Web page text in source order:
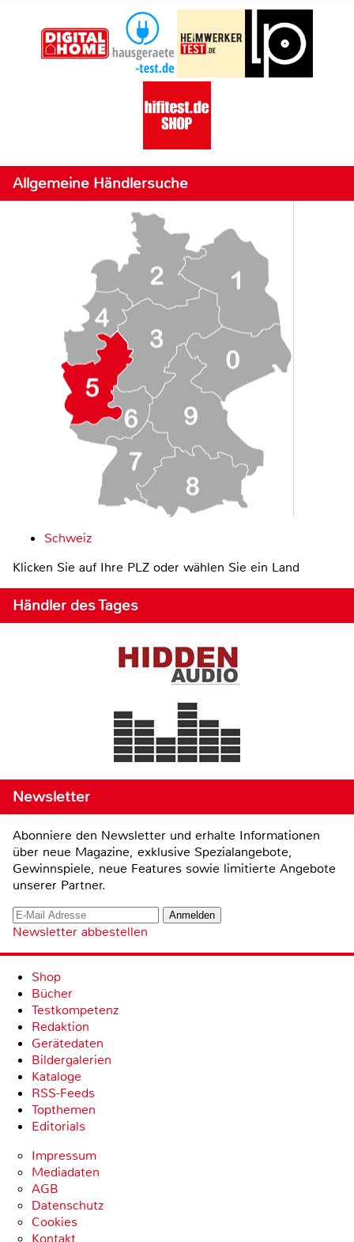
Allgemeine Händlersuche
Schweiz
Klicken Sie auf Ihre PLZ oder wählen Sie ein Land
Händler des Tages
Newsletter
Abonniere den Newsletter und erhalte Informationen
über neue Magazine, exklusive Spezialangebote,
Gewinnspiele, neue Features sowie limitierte Angebote
unserer Partner.
Newsletter abbestellen
Shop
Bücher
Testkompetenz
Redaktion
Gerätedaten
Bildergalerien
Kataloge
RSS-Feeds
Topthemen
Editorials
Impressum
Mediadaten
AGB
Datenschutz
Cookies
Kontakt